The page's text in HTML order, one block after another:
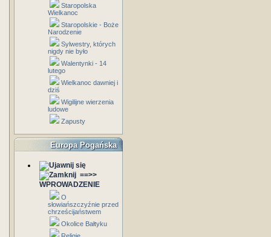
Staropolska
Wielkanoc
Staropolskie - Boże
Narodzenie
Sylwestry, których
nigdy nie było
Walentynki - 14
lutego
Wielkanoc dawniej i
dziś
Wigilijne wierzenia
ludowe
Zapusty
Europa Pogańska
==>>
WPROWADZENIE
O
słowiańszczyźnie przed
chrześcijaństwem
Okolice Bałtyku